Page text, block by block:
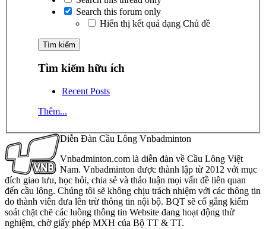
Search this forum only
Hiển thị kết quả dạng Chủ đề
Tìm kiếm hữu ích
Recent Posts
Thêm...
Diễn Đàn Cầu Lông Vnbadminton
Vnbadminton.com là diễn đàn về Cầu Lông Việt
Nam. Vnbadminton được thành lập từ 2012 với mục
đích giao lưu, học hỏi, chia sẻ và thảo luận mọi vấn đề liên quan
đến cầu lông. Chúng tôi sẽ không chịu trách nhiệm với các thông tin
do thành viên đưa lên trừ thông tin nội bộ. BQT sẽ cố gắng kiểm
soát chặt chẽ các luồng thông tin Website đang hoạt động thử
nghiệm, chờ giấy phép MXH của Bộ TT & TT.